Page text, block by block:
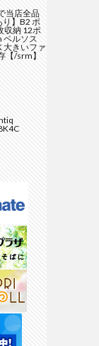
当店全品
り】B2 ポ
収納 12ポ
ベルソス
大きいファ
【/srm】